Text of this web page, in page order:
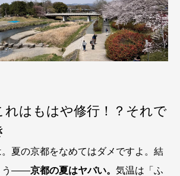
れはもはや修行！？それで
夏の京都をなめてはダメですよ。結
う――京都の夏はヤバい。 気温は「ふ